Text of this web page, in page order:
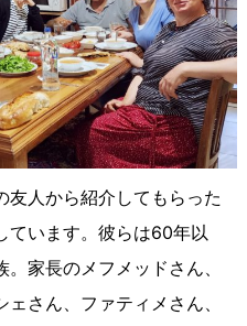
友人から紹介してもらった
ています。彼らは60年以
家長のメフメッドさん、
さん、ファティメさん、